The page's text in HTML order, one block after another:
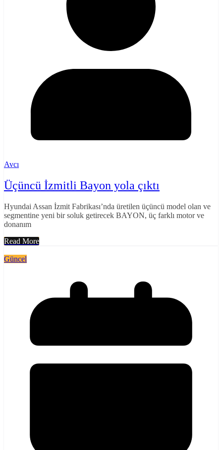
Avcı
Üçüncü İzmitli Bayon yola çıktı
Hyundai Assan İzmit Fabrikası’nda üretilen üçüncü model olan ve
segmentine yeni bir soluk getirecek BAYON, üç farklı motor ve
donanım
Read More
Güncel